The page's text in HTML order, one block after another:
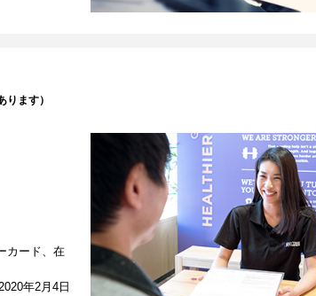
ります）
カード、在
年2月4日